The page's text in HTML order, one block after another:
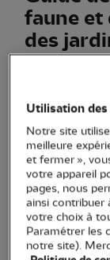
faune et
des
Un support de
astucieux pour
jardins.Voir plus
Quantité
En stock
Utilisation des
Notre site
meilleure
et fermer »,
votre appareil
pages, nous
ainsi contribuer
votre choix à
Paramétrer les
notre site).